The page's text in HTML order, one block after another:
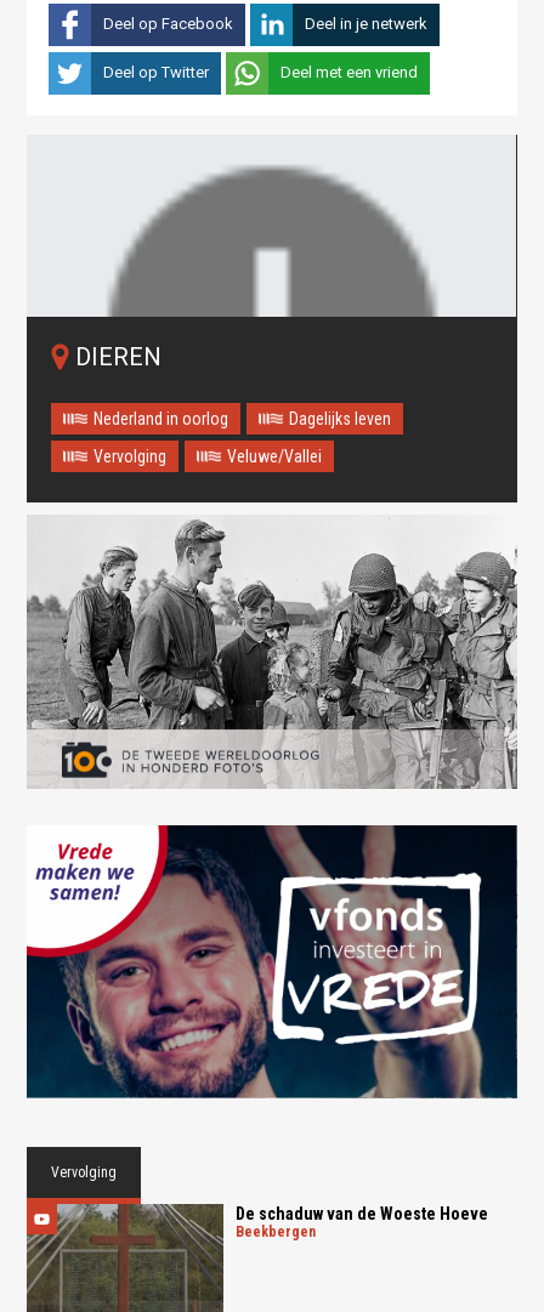
Deel op Facebook Deel in je netwerk
Deel op Twitter Deel met een vriend
Oops! Something went
wrong.
This page didn't load Google Maps correctly. See the
JavaScript console for technical details.
DIEREN
Nederland in oorlog
Dagelijks leven
Vervolging
Veluwe/Vallei
Vervolging
De schaduw van de Woeste Hoeve
beekbergen